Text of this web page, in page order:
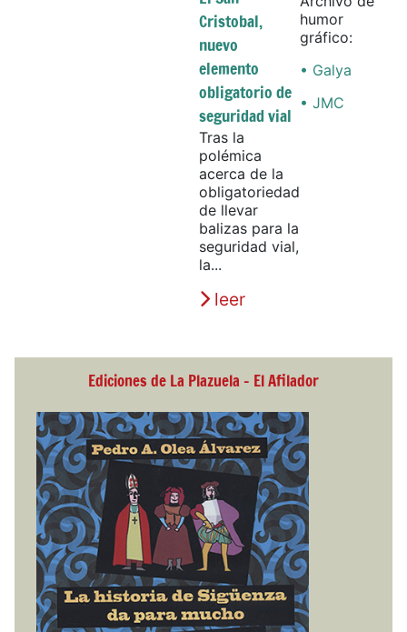
Cristobal,
nuevo
elemento
obligatorio de
seguridad vial
Tras la
polémica
acerca de la
obligatoriedad
de llevar
balizas para la
seguridad vial,
la...
leer
humor
gráfico:
• Galya
• JMC
Ediciones de La Plazuela - El Afilador